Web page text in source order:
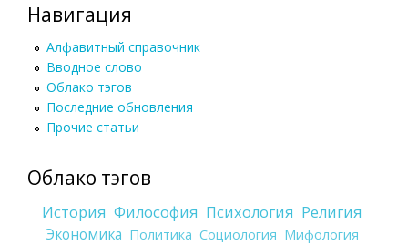
Навигация
Алфавитный справочник
Вводное слово
Облако тэгов
Последние обновления
Прочие статьи
Облако тэгов
История Философия Психология Религия
Экономика Политика Социология Мифология